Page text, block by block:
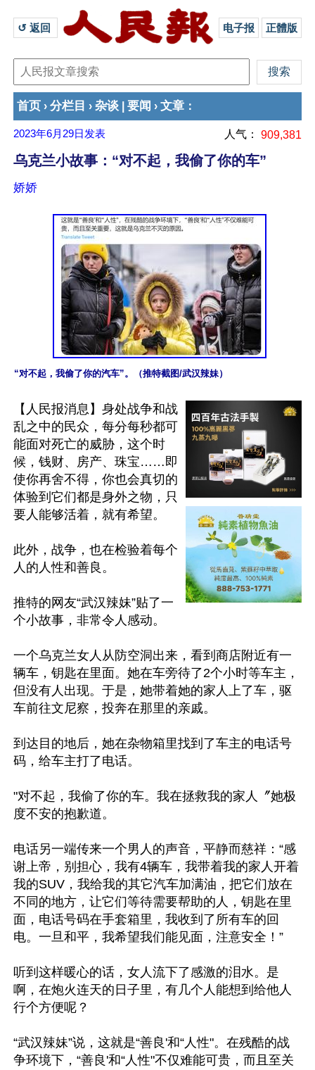
↺ 返回 电子报 正體版
首页 › 分栏目 › 杂谈 要闻 › 文章 ：
2023年6月29日 发表 人气： 909,381
乌克兰小故事：“对不起，我偷了你的车”
娇娇
“对不起，我偷了你的汽车”。（推特截图/武汉辣妹）
【人民报消息】身处战争和战
乱之中的民众，每分每秒都可
能面对死亡的威胁，这个时
候，钱财、房产、珠宝……即
使你再舍不得，你也会真切的
体验到它们都是身外之物，只
要人能够活着，就有希望。
此外，战争，也在检验着每个
人的人性和善良。
推特的网友“武汉辣妹”贴了一
个小故事，非常令人感动。
一个乌克兰女人从防空洞出来，看到商店附近有一
辆车，钥匙在里面。她在车旁待了2个小时等车主，
但没有人出现。于是，她带着她的家人上了车，驱
车前往文尼察，投奔在那里的亲戚。
到达目的地后，她在杂物箱里找到了车主的电话号
码，给车主打了电话。
"对不起，我偷了你的车。我在拯救我的家人〞她极
度不安的抱歉道。
电话另一端传来一个男人的声音，平静而慈祥：“感
谢上帝，别担心，我有4辆车，我带着我的家人开着
我的SUV，我给我的其它汽车加满油，把它们放在
不同的地方，让它们等待需要帮助的人，钥匙在里
面，电话号码在手套箱里，我收到了所有车的回
电。一旦和平，我希望我们能见面，注意安全！”
听到这样暖心的话，女人流下了感激的泪水。是
啊，在炮火连天的日子里，有几个人能想到给他人
行个方便呢？
“武汉辣妹”说，这就是“善良'和“人性"。在残酷的战
争环境下，“善良'和“人性"不仅难能可贵，而且至关